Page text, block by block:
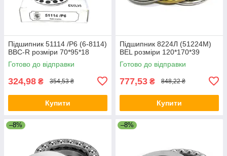
Підшипник 51114 /P6 (6-8114)
BBC-R розміри 70*95*18
Готово до відправки
324,98 ₴ 354,53 ₴
Купити
Підшипник 8224Л (51224М)
BEL розміри 120*170*39
Готово до відправки
777,53 ₴ 848,22 ₴
Купити
–8% –8%